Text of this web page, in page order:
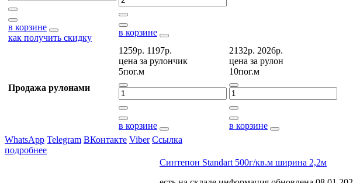
в корзине
как получить скидку
в корзине
Продажа рулонами
1259р. 1197р.
цена за рулончик
5пог.м
в корзине
2132р. 2026р.
цена за рулон
10пог.м
в корзине
WhatsApp Telegram ВКонтакте Viber Ссылка
подробнее
Синтепон Standart 500г/кв.м ширина 2,2м